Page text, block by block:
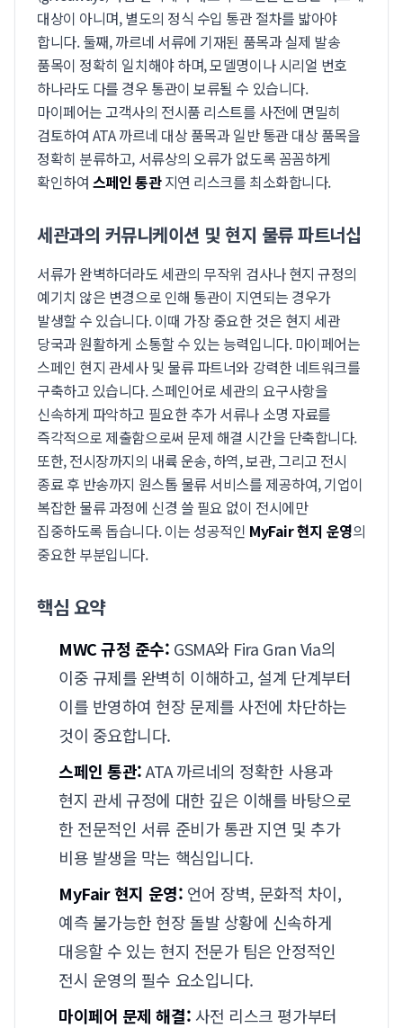
대상이 아니며, 별도의 정식 수입 통관 절차를 밟아야
합니다. 둘째, 까르네 서류에 기재된 품목과 실제 발송
품목이 정확히 일치해야 하며, 모델명이나 시리얼 번호
하나라도 다를 경우 통관이 보류될 수 있습니다.
마이페어는 고객사의 전시품 리스트를 사전에 면밀히
검토하여 ATA 까르네 대상 품목과 일반 통관 대상 품목을
정확히 분류하고, 서류상의 오류가 없도록 꼼꼼하게
확인하여 스페인 통관지연 리스크를 최소화합니다.
세관과의 커뮤니케이션 및 현지 물류 파트너십
서류가 완벽하더라도 세관의 무작위 검사나 현지 규정의
예기치 않은 변경으로 인해 통관이 지연되는 경우가
발생할 수 있습니다. 이때 가장 중요한 것은 현지 세관
당국과 원활하게 소통할 수 있는 능력입니다. 마이페어는
스페인 현지 관세사 및 물류 파트너와 강력한 네트워크를
구축하고 있습니다. 스페인어로 세관의 요구사항을
신속하게 파악하고 필요한 추가 서류나 소명 자료를
즉각적으로 제출함으로써 문제 해결 시간을 단축합니다.
또한, 전시장까지의 내륙 운송, 하역, 보관, 그리고 전시
종료 후 반송까지 원스톱 물류 서비스를 제공하여, 기업이
복잡한 물류 과정에 신경 쓸 필요 없이 전시에만
집중하도록 돕습니다. 이는 성공적인 MyFair 현지 운영의
중요한 부분입니다.
핵심 요약
MWC 규정 준수: GSMA와 Fira Gran Via의
이중 규제를 완벽히 이해하고, 설계 단계부터
이를 반영하여 현장 문제를 사전에 차단하는
것이 중요합니다.
스페인 통관:ATA 까르네의 정확한 사용과
현지 관세 규정에 대한 깊은 이해를 바탕으로
한 전문적인 서류 준비가 통관 지연 및 추가
비용 발생을 막는 핵심입니다.
MyFair 현지 운영: 언어 장벽, 문화적 차이,
예측 불가능한 현장 돌발 상황에 신속하게
대응할 수 있는 현지 전문가 팀은 안정적인
전시 운영의 필수 요소입니다.
마이페어 문제 해결:사전 리스크 평가부터